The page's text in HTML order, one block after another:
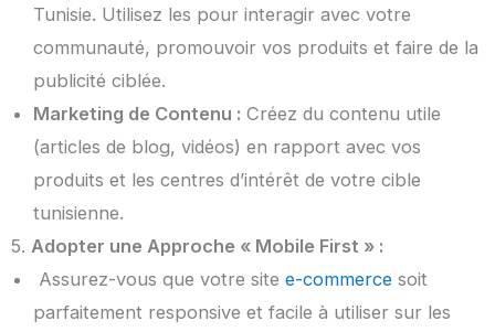
Tunisie. Utilisez les pour interagir avec votre
communauté, promouvoir vos produits et faire de la
publicité ciblée.
Marketing de Contenu : Créez du contenu utile
(articles de blog, vidéos) en rapport avec vos
produits et les centres d’intérêt de votre cible
tunisienne.
5. Adopter une Approche « Mobile First » :
Assurez-vous que votre site e-commerce soit
parfaitement responsive et facile à utiliser sur les